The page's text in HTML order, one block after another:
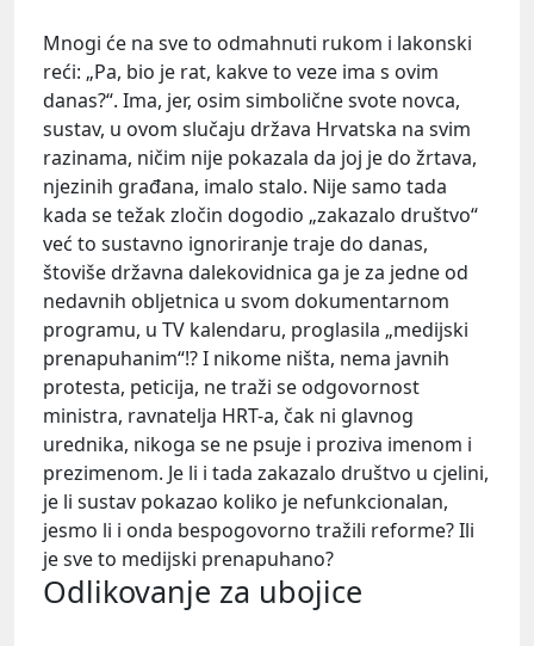
Mnogi će na sve to odmahnuti rukom i lakonski
reći: „Pa, bio je rat, kakve to veze ima s ovim
danas?“. Ima, jer, osim simbolične svote novca,
sustav, u ovom slučaju država Hrvatska na svim
razinama, ničim nije pokazala da joj je do žrtava,
njezinih građana, imalo stalo. Nije samo tada
kada se težak zločin dogodio „zakazalo društvo“
već to sustavno ignoriranje traje do danas,
štoviše državna dalekovidnica ga je za jedne od
nedavnih obljetnica u svom dokumentarnom
programu, u TV kalendaru, proglasila „medijski
prenapuhanim“!? I nikome ništa, nema javnih
protesta, peticija, ne traži se odgovornost
ministra, ravnatelja HRT-a, čak ni glavnog
urednika, nikoga se ne psuje i proziva imenom i
prezimenom. Je li i tada zakazalo društvo u cjelini,
je li sustav pokazao koliko je nefunkcionalan,
jesmo li i onda bespogovorno tražili reforme? Ili
je sve to medijski prenapuhano?
Odlikovanje za ubojice